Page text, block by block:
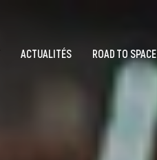
ACTUALITÉS ROAD TO SPACE